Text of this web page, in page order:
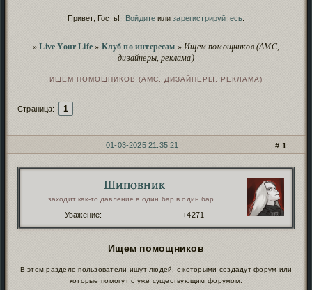
Полезное о нейро-скриптах ибезопасности
картами.
Чистка заброшенных форумов
Привет, Гость! Войдите илизарегистрируйтесь
»Live Your Life » Клуб по интересам »Ищем помощников (АМС,
дизайнеры, реклама)
ИЩЕМ ПОМОЩНИКОВ (АМС, ДИЗАЙНЕРЫ, РЕКЛАМА)
Страница: 1
1
01-03-2025 21:35:21
Шиповник
заходит как-то давление в один бар в один бар...
Уважение: +4271
Ищем помощников
В этом разделе пользователи ищут людей, с которыми создадут форум или
которые помогут с уже существующим форумом.